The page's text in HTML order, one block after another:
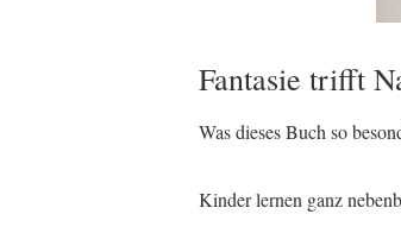
Fantasie trifft
Was dieses Buch so
Kinder lernen ganz